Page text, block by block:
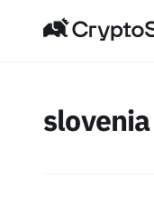
slovenia